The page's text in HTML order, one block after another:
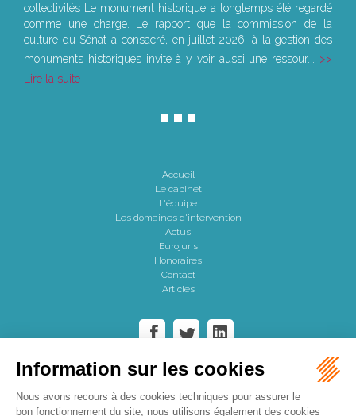
collectivités Le monument historique a longtemps été regardé
comme une charge. Le rapport que la commission de la
culture du Sénat a consacré, en juillet 2026, à la gestion des
monuments historiques invite à y voir aussi une ressour...
Lire la suite
Accueil
Le cabinet
L'équipe
Les domaines d'intervention
Actus
Eurojuris
Honoraires
Contact
Articles